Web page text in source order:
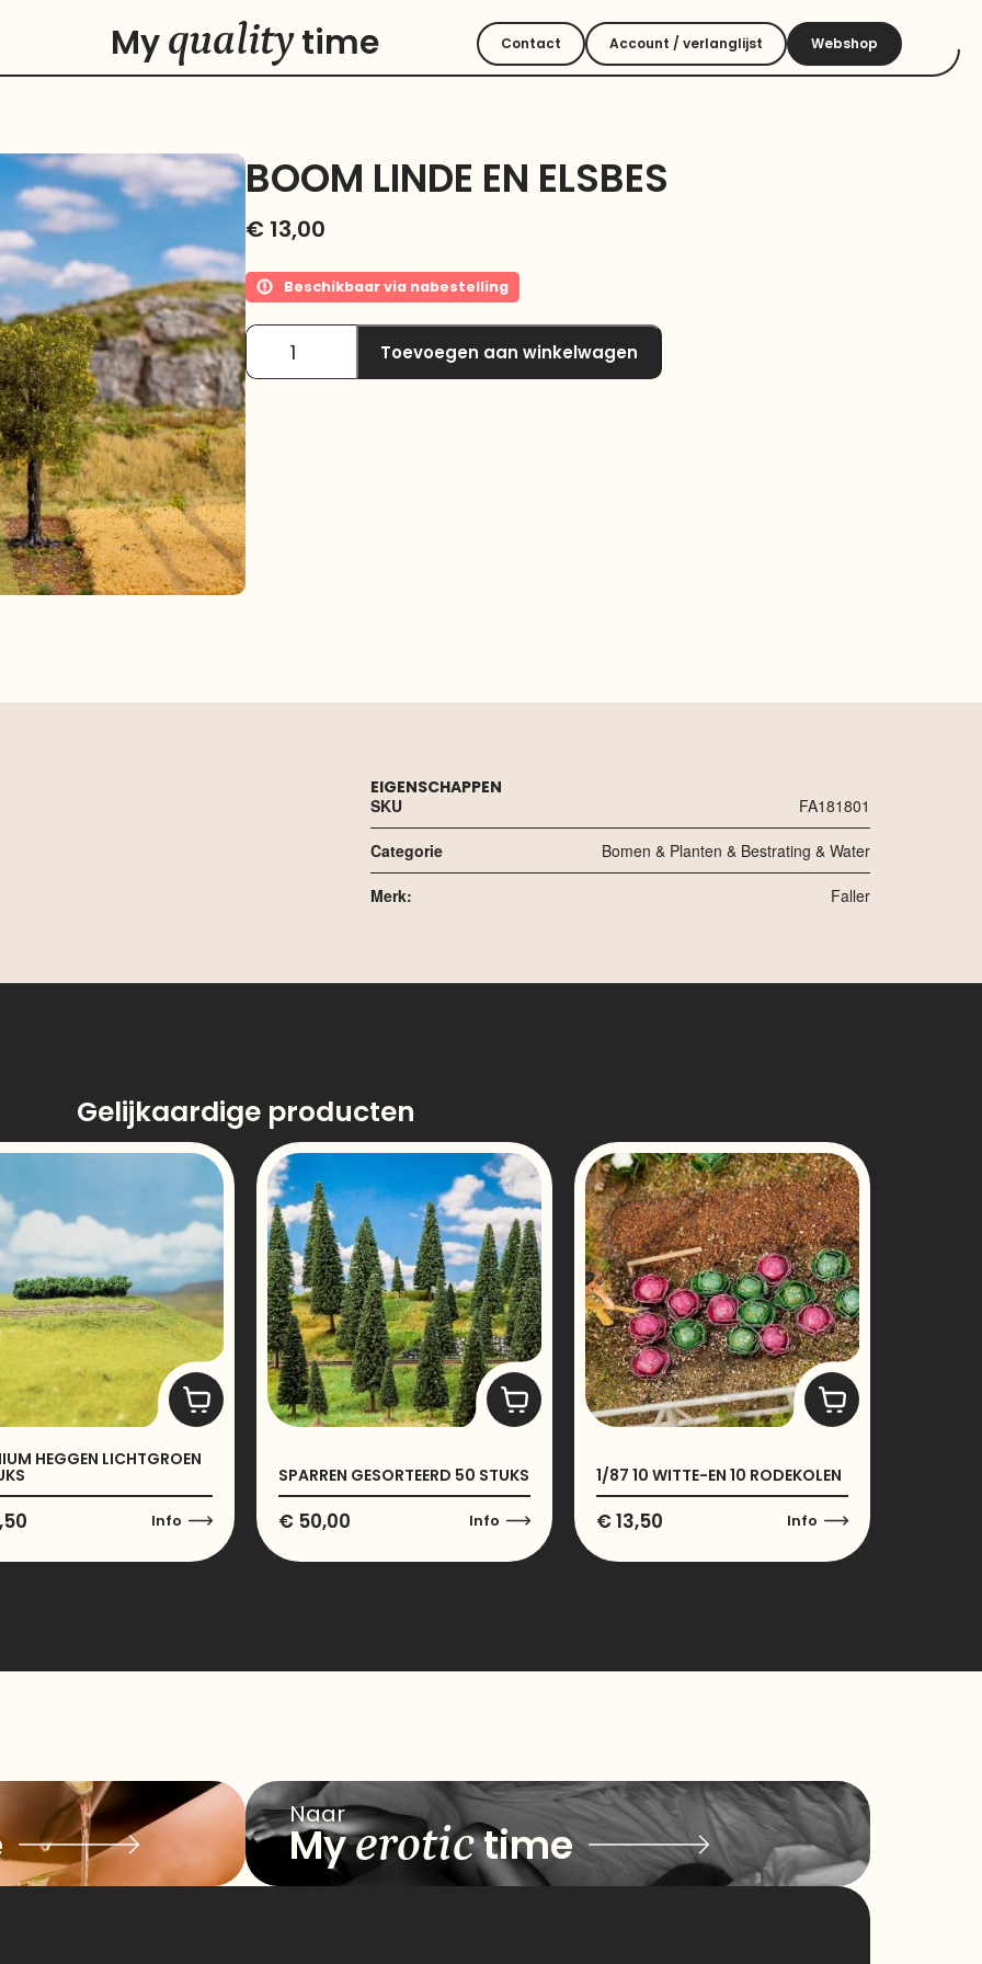
Myqualitytime Contact Account / verlanglijst Webshop
BOOM LINDE EN ELSBES
€ 13,00
Beschikbaar via nabestelling
Toevoegen aan winkelwagen
EIGENSCHAPPEN
SKU
FA181801
Categorie Bomen & Planten & Bestrating & Water
Merk: Faller
Gelijkaardige producten
HEGGEN LICHTGROEN
Info
SPARREN GESORTEERD 50 STUKS
€ 50,00 Info
1/87 10 WITTE-EN 10 RODEKOLEN
€13,50 Info
Naar
Myerotictime